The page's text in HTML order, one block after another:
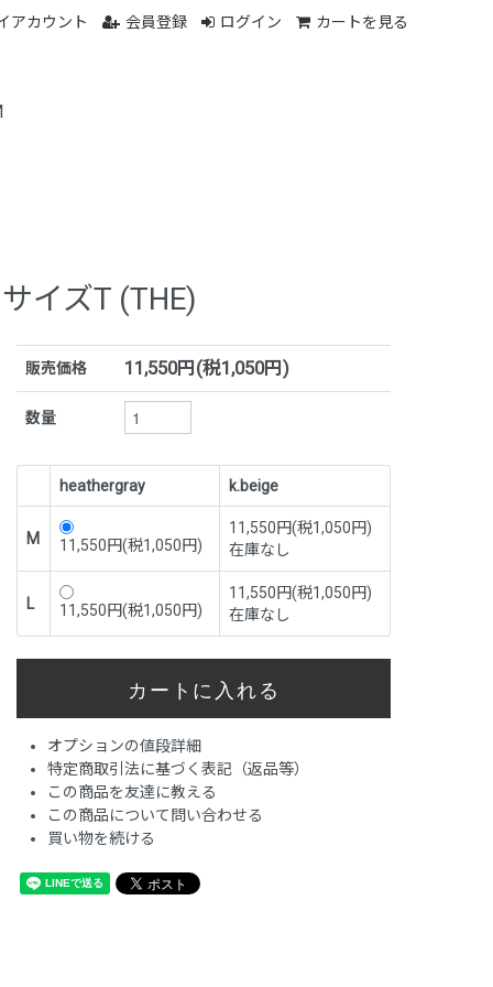
アカウント 会員登録 ログイン カートを見る
イズT (THE)
販売価格 11,550円(税1,050円)
数量
heathergray k.beige
M 11,550円(税1,050円)
11,550円(税1,050円)
在庫なし
L 11,550円(税1,050円)
11,550円(税1,050円)
在庫なし
オプションの値段詳細
特定商取引法に基づく表記（返品等）
この商品を友達に教える
この商品について問い合わせる
買い物を続ける